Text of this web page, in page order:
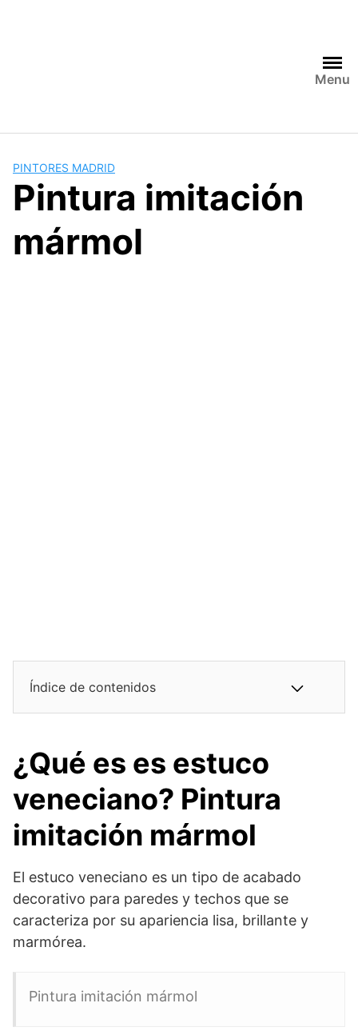
Menu
PINTORES MADRID
Pintura imitación
mármol
Índice de contenidos
¿Qué es es estuco
veneciano? Pintura
imitación mármol
El estuco veneciano es un tipo de acabado
decorativo para paredes y techos que se
caracteriza por su apariencia lisa, brillante y
marmórea.
Pintura imitación mármol